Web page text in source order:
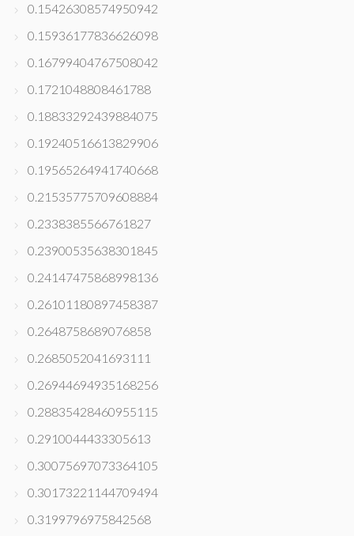
0.15426308574950942
0.15936177836626098
0.16799404767508042
0.1721048808461788
0.18833292439884075
0.19240516613829906
0.19565264941740668
0.21535775709608884
0.2338385566761827
0.23900535638301845
0.24147475868998136
0.26101180897458387
0.2648758689076858
0.2685052041693111
0.26944694935168256
0.28835428460955115
0.2910044433305613
0.30075697073364105
0.30173221144709494
0.3199796975842568